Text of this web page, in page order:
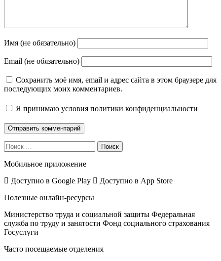
Имя (не обязательно)
Email (не обязательно)
Сохранить моё имя, email и адрес сайта в этом браузере для
последующих моих комментариев.
Я принимаю условия политики конфиденциальности
Поиск
Мобильное приложение
Доступно в Google Play Доступно в App Store
Полезные онлайн-ресурсы
Министерство труда и социальной защиты Федеральная
служба по труду и занятости Фонд социального страхования
Госуслуги
Часто посещаемые отделения